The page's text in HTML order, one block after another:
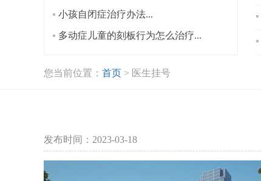
小孩自闭症治疗办法...
多动症儿童的刻板行为怎么治疗...
您当前位置： 首页 > 医生挂号
发布时间：2023-03-18